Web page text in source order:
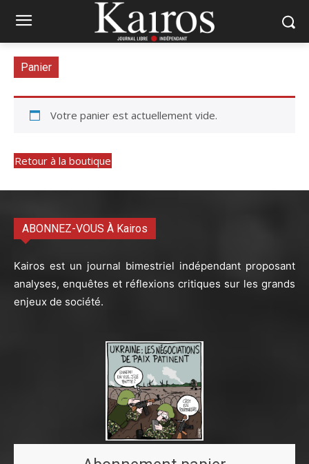
Panier
Votre panier est actuellement vide.
Retour à la boutique
ABONNEZ-VOUS À Kairos
Kairos est un journal bimestriel indépendant proposant
analyses, enquêtes et réflexions critiques sur les grands
enjeux de société.